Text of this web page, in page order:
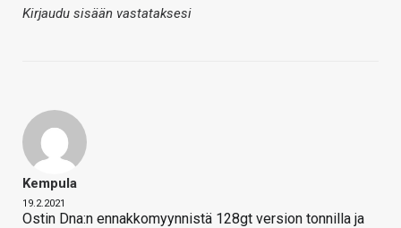
Kirjaudu sisään vastataksesi
Kempula
19.2.2021
Ostin Dna:n ennakkomyynnistä 128gt version tonnilla ja